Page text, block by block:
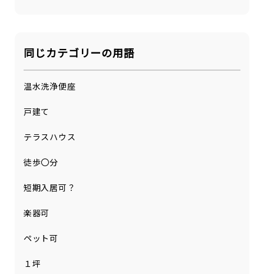
同じカテゴリーの用語
温水洗浄便座
戸建て
テラスハウス
徒歩〇分
短期入居可？
楽器可
ペット可
１坪